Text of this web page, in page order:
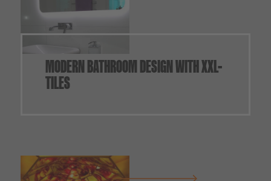
MODERN BATHROOM DESIGN WITH XXL-
TILES